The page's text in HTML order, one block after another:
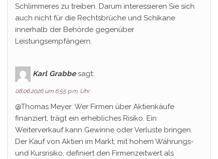
Schlimmeres zu treiben. Darum interessieren Sie sich
auch nicht für die Rechtsbrüche und Schikane
innerhalb der Behörde gegenüber
Leistungsempfängern.
Karl Grabbe sagt:
08.06.2026 um 6:55 p.m. Uhr
@Thomas Meyer: Wer Firmen über Aktienkäufe
finanziert, trägt ein erhebliches Risiko. Ein
Weiterverkauf kann Gewinne oder Verluste bringen.
Der Kauf von Aktien im Markt, mit hohem Währungs-
und Kursrisiko, definiert den Firmenzeitwert als